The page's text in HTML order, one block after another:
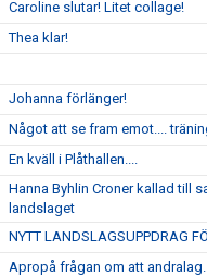
Caroline slutar! Litet collage!
Thea klar!
Johanna förlänger!
Något att se fram emot....
En kväll i Plåthallen....
Hanna Byhlin Croner kallad till
landslaget
NYTT LANDSLAGSUPPDRAG
Apropå frågan om att